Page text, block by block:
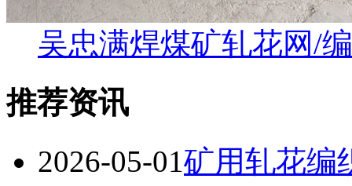
吴忠满焊煤矿轧花网/
推荐资讯
2026-05-01矿用轧花编